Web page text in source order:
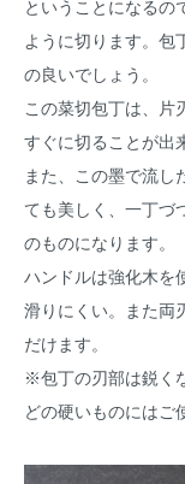
ということになるの
ように切ります。包
の良いでしょう。
この菜切包丁は、片
すぐに切ることが出
また、この墨で流し
ても美しく、一丁づ
のものになります。
ハンドルは強化木を
滑りにくい。また両
だけます。
※包丁の刃部は鋭く
どの硬いものにはご